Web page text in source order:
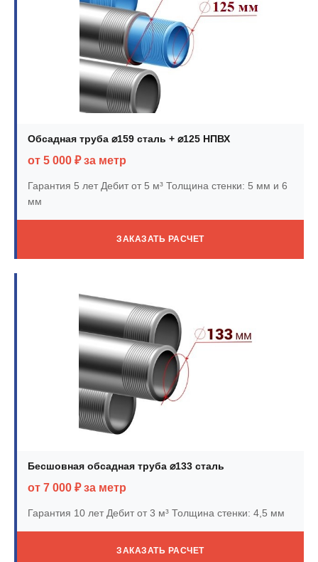
Обсадная труба ⌀159 сталь + ⌀125 НПВХ
от 5 000 ₽ за метр
Гарантия 5 летДебит от 5 м³ Толщина стенки: 5 мм и 6
мм
ЗАКАЗАТЬ РАСЧЕТ
Бесшовная обсадная труба ⌀133 сталь
от 7 000 ₽ за метр
Гарантия 10 летДебит от 3 м³ Толщина стенки: 4,5 мм
ЗАКАЗАТЬ РАСЧЕТ